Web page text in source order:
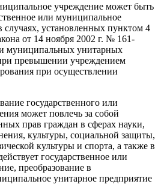
учреждение может быть
или муниципальное
случаях, установленных пунктом 4
от 14 ноября 2002 г. № 161-
муниципальных унитарных
превышении учреждением
при осуществлении
государственного или
может повлечь за собой
прав граждан в сферах науки,
культуры, социальной защиты,
культуры и спорта, а также в
государственное или
преобразование в
унитарное предприятие